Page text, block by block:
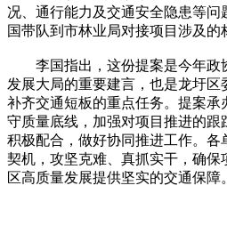
况、通行能力及交通安全隐患等
国带队到市林业局对接项目涉及的
李国指出，这份提案是今年政
发展大局的重要建言，也是龙圩区
补齐交通短板的重点任务。提案
守质量底线，加强对项目推进的跟
积极配合，做好协同推进工作。各
契机，攻坚克难、真抓实干，确
区高质量发展提供坚实的交通保障